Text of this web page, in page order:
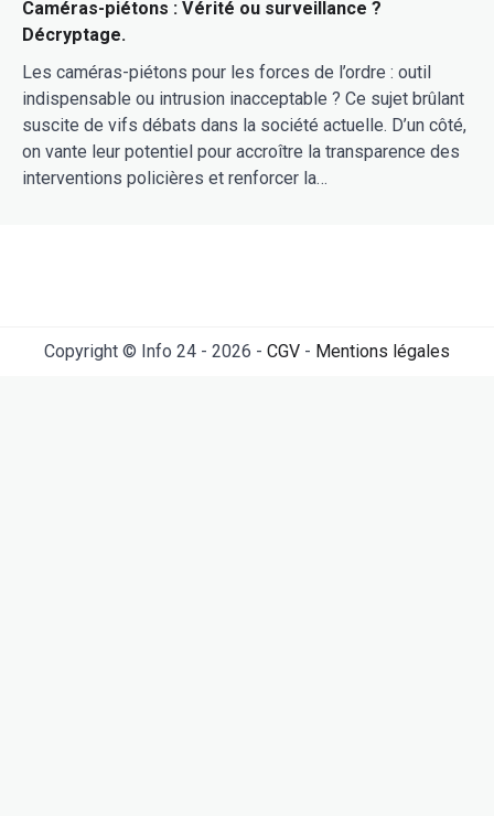
Caméras-piétons : Vérité ou surveillance ?
Décryptage.
Les caméras-piétons pour les forces de l’ordre : outil
indispensable ou intrusion inacceptable ? Ce sujet brûlant
suscite de vifs débats dans la société actuelle. D’un côté,
on vante leur potentiel pour accroître la transparence des
interventions policières et renforcer la…
Copyright © Info 24 - 2026 - CGV - Mentions légales